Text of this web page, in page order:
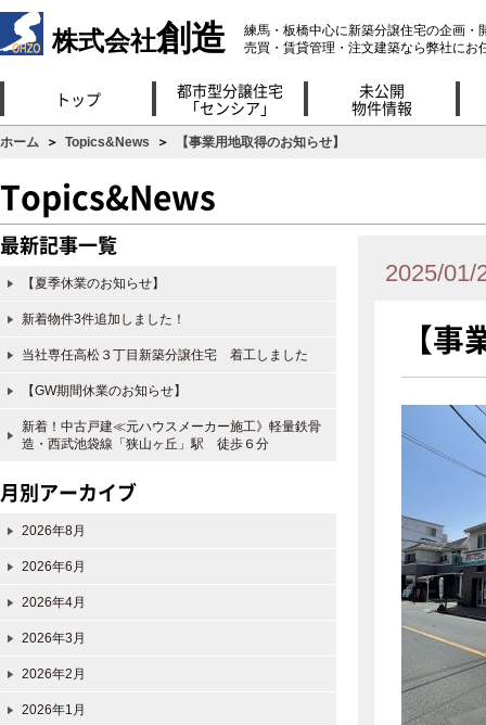
株式会社創造
練馬・板橋中心に新築分譲住宅の企画・
売買・賃貸管理・注文建築なら弊社にお
トップ
都市型分譲住宅
「センシア」
未公開
物件情報
ホーム ＞ Topics&News ＞ 【事業用地取得のお知らせ】
Topics&News
2025/01/
【
最新記事一覧
【夏季休業のお知らせ】
新着物件3件追加しました！
当社専任高松３丁目新築分譲住宅 着工しました
【GW期間休業のお知らせ】
新着！中古戸建≪元ハウスメーカー施工》軽量鉄骨
造・西武池袋線「狭山ヶ丘」駅 徒歩６分
月別アーカイブ
2026年8月
2026年6月
2026年4月
2026年3月
2026年2月
2026年1月